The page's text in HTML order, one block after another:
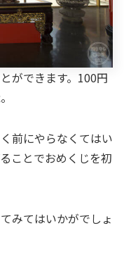
ができます。100円
前にやらなくてはい
ことでおめくじを初
みてはいかがでしょ